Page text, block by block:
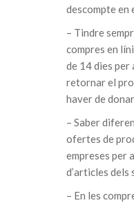
descompte en
– Tindre
compres en
de 14 dies per
retornar el
haver de
– Saber
ofertes de
empreses per
d’articles dels
– En les